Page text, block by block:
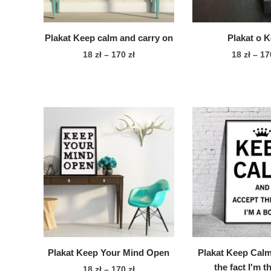
produktu
Plakat Keep calm and carry on
18 zł – 170 złZakres
170 zł
ma
wiele
wariantów.
można
wybrać
na
stronie
produktu
Plakat o
18 zł –
ma
na
Plakat Keep Your Mind Open
Zakres
Plakat Keep
the fact I'm